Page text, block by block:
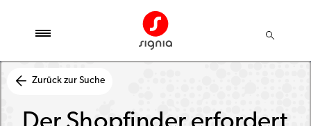
Zurück zur Suche